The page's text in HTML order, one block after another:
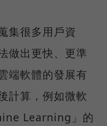
集很多用戶資
做出更快、更準
端軟體的發展有
計算，例如微軟
Learning」的